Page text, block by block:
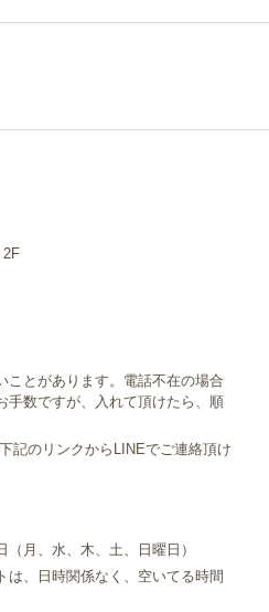
2F
とがあります。電話不在の場合
手数ですが、入れて頂けたら、順
記のリンクからLINEでご連絡頂け
月、水、木、土、日曜日）
、日時関係なく、空いてる時間